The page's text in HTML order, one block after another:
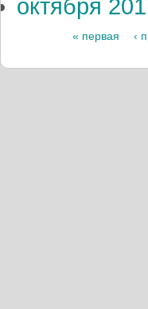
октября
Страницы« первая ‹